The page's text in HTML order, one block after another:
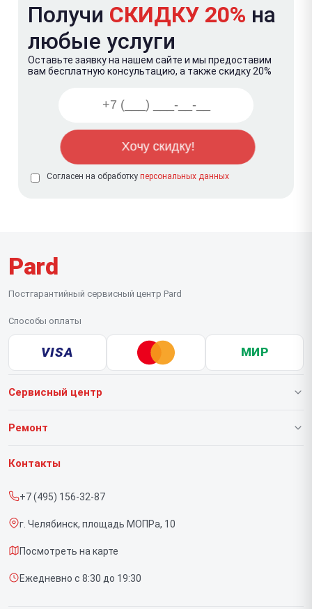
Получи СКИДКУ 20% на
любые услуги
Оставьте заявку на нашем сайте и мы предоставим
вам бесплатную консультацию, а также скидку 20%
Согласен на обработку персональных данных
Pard
Постгарантийный сервисный центр Pard
Способы оплаты
VISA МИР
Сервисный центр
О нашем сервисе
Срочный ремонт
Доставка и способы оплаты
Диагностика
Контакты
Ремонт
Тепловизионных прицелов
Контакты
+7 (495) 156-32-87
г. Челябинск, площадь МОПРа, 10
Посмотреть на карте
Ежедневно с 8:30 до 19:30